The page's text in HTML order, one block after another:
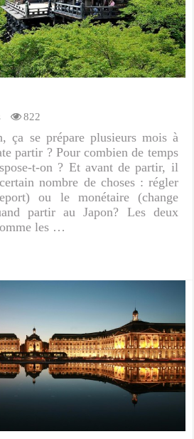
822
ça se prépare plusieurs mois à
partir ? Pour combien de temps
t-on ? Et avant de partir, il
nombre de choses : régler
ou le monétaire (change
partir au Japon? Les deux
les …